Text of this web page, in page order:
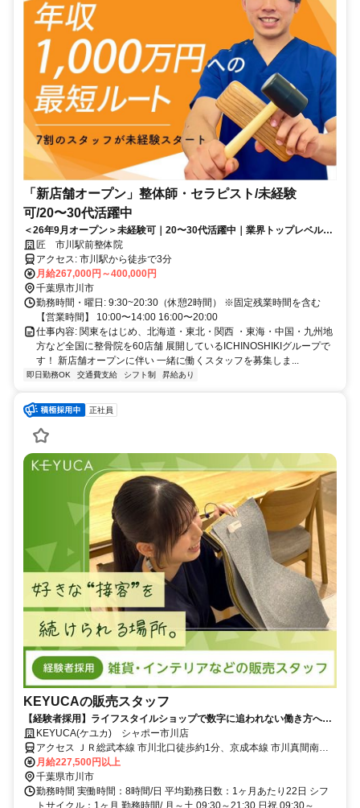
「新店舗オープン」整体師・セラピスト/未経験
可/20〜30代活躍中
＜26年9月オープン＞未経験可｜20〜30代活躍中｜業界トップレベルの
給与水準｜初回ボーナス80万円・賞与500万円の支給実績あり
匠 市川駅前整体院
アクセス: 市川駅から徒歩で3分
月給267,000円～400,000円
千葉県市川市
勤務時間・曜日: 9:30~20:30（休憩2時間） ※固定残業時間を含む
【営業時間】 10:00〜14:00 16:00〜20:00
仕事内容: 関東をはじめ、北海道・東北・関西 ・東海・中国・九州地
方など全国に整骨院を60店舗 展開しているICHINOSHIKIグループで
す！ 新店舗オープンに伴い 一緒に働くスタッフを募集しま...
即日勤務OK 交通費支給 シフト制 昇給あり
正社員
KEYUCAの販売スタッフ
【経験者採用】ライフスタイルショップで数字に追われない働き方へ！
残業月2～5時間／個人ノルマなし
KEYUCA(ケユカ) シャポー市川店
アクセス ＪＲ総武本線 市川北口徒歩約1分、京成本線 市川真間南口
徒歩約8分、京成本線 国府台徒歩約15分
月給227,500円以上
千葉県市川市
勤務時間 実働時間：8時間/日 平均勤務日数：1ヶ月あたり22日 シフ